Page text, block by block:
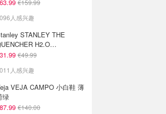
€159.99
人感兴趣
STANLEY THE
H2.O
保温杯 1.18L 黑
€49.99
人感兴趣
VEJA CAMPO 小白鞋 薄
绿
€140.00